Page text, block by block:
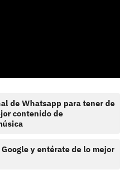
de Whatsapp para tener de
contenido de
y entérate de lo mejor